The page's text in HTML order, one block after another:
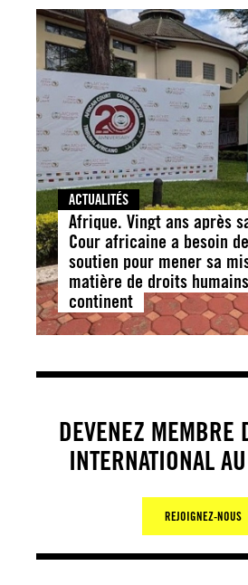
ACTUALITÉS
Afrique. Vingt ans après
Cour africaine a besoin
soutien pour mener sa
matière de droits
continent
DEVENEZ MEMBRE
INTERNATIONAL
REJOIGNEZ-NOUS